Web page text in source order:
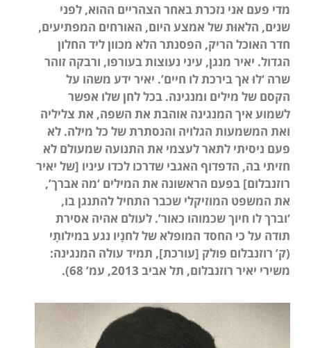
מדי פעם אני נזכרת באחר הצהריים ההוא, לפני
שנים, הלאוּת של אמצע היום, האורחים המפתיעים,
חדר האוכל הריק, הפסנתר הלא מכוון ליד החלון
הגדול. יאיר מנגן, עיני נעוצות בעורפו, ורבקה זוהר
שרה ‘לוּ אך בירכת לו חיים’. יאיר ידע משהו על
הקסם של מילים ומנגינה. בכל לחן שלו אפשר
לשמוע איך המנגינה אוהבת את השפה, את צליליה
ואת המשמעות הגלויה והנסתרת של כל מילה. לא
פעם ניסיתי לתאר לעצמי את התנועה שמעולם לא
חזיתי בה, הדפדוף האגבי שדרכו לכדו עיניו [של יאיר
רוזנבלום] בפעם הראשונה את המילים ‘מה אברך’,
את המשפט המוזיקלי שכבר התחיל להתנגן בו,
‘וברך לו חיוך שכמוהו כאור’. לעולם אהיה אסירת
תודה על כי החסד המופלא של לחנָיו נגע במילותָי
(ק’ רוזנבלום פולק [עורכת], תמיד עולה המנגינה:
משירי יאיר רוזנבלום, תל אביב 2013, עמ’ 68).